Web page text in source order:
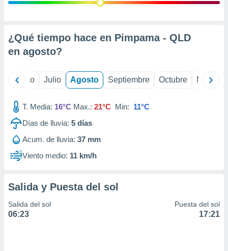
e
mediante
de
1199
¿Qué tiempo hace en Pimpama - QLD
en agosto?
Junio Julio Agosto Septiembre Octubre
T. Media: 16°C Max.: 21°C Min: 11°C
Días de lluvia: 5 días
Acum. de lluvia: 37 mm
Viento medio: 11 km/h
Salida y Puesta del sol
Salida del sol
06:23
Puesta del sol
17:21